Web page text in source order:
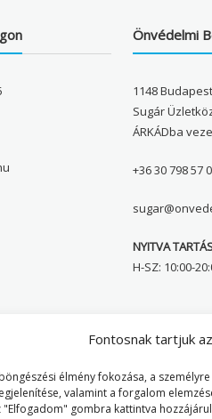
Fontosnak tartjuk
élmény fokozása, a
valamint a forgalom
"Elfogadom" gombra kattintva
Önvédelmi
1148
Sugár
ÁRKÁDba
+36 30 798 57
NYITVA
H-SZ: 10:00-
Cookie